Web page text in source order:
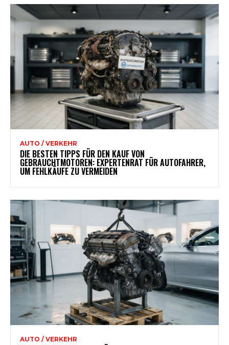
AUTO / VERKEHR
DIE BESTEN TIPPS FÜR DEN KAUF VON
GEBRAUCHTMOTOREN: EXPERTENRAT FÜR AUTOFAHRER,
UM FEHLKÄUFE ZU VERMEIDEN
AUTO / VERKEHR